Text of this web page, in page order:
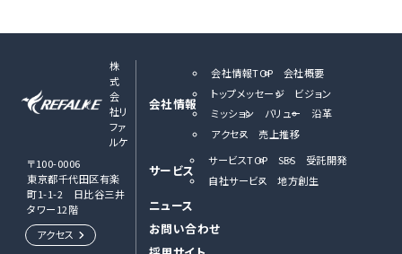
株
式
会
社リ
ファ
ルケ
〒100-0006
東京都千代田区有楽
町1-1-2 日比谷三井
タワー12階
アクセス
会社情報
会社情報TOP
会社概要
トップメッセージ
ビジョン
ミッション
バリュー
沿革
アクセス
売上推移
サービス
サービスTOP SES
受託開発
自社サービス
地方創生
ニュース
お問い合わせ